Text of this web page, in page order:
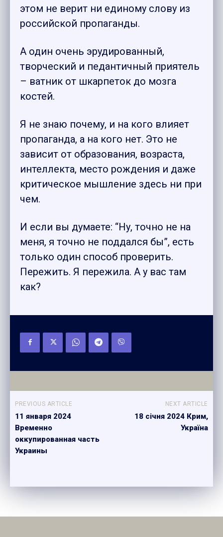
этом не верит ни единому слову из
российской пропаганды.
А один очень эрудированный,
творческий и педантичный приятель
– ватник от шкарпеток до мозга
костей.
Я не знаю почему, и на кого влияет
пропаганда, а на кого нет. Это не
зависит от образования, возраста,
интеллекта, место рождения и даже
критическое мышление здесь ни при
чем.
И если вы думаете: “Ну, точно не на
меня, я точно не поддался бы”, есть
только один способ проверить.
Пережить. Я пережила. А у вас там
как?
PREVIOUS ARTICLE
11 января 2024
Временно
оккупированная часть
Украины
NEXT ARTICLE
18 січня 2024 Крим,
Україна